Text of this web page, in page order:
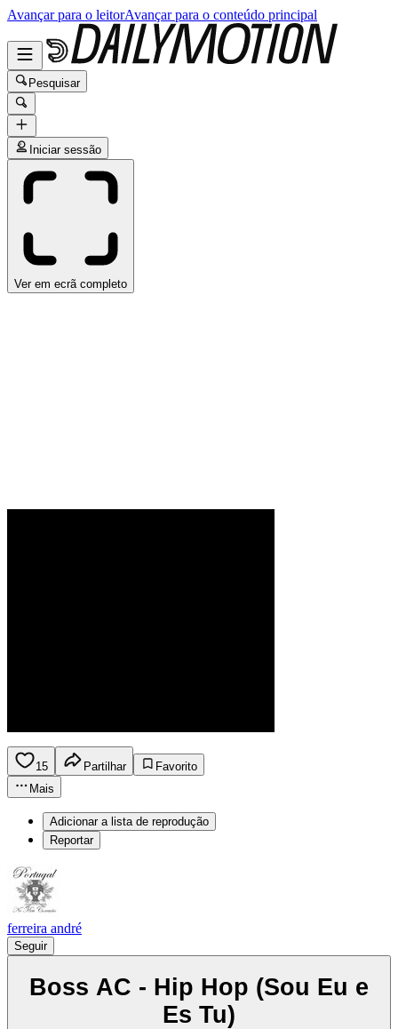
Avançar para o leitorAvançar para o conteúdo principal
Pesquisar
Iniciar sessão
Ver em ecrã completo
15 Partilhar
Favorito
Mais
Adicionar a lista de reprodução
Reportar
ferreira andré
Seguir
Boss AC - Hip Hop (Sou Eu e
Es Tu)